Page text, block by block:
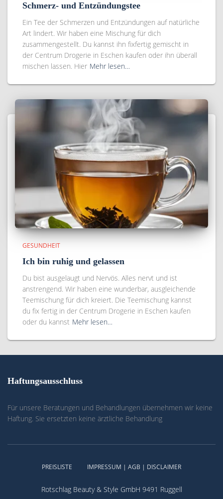
Schmerz- und Entzündungstee
Ein Tee der Schmerzen und Entzündungen auf natürliche
Art lindert. Wir haben eine Mischung für dich
zusammengestellt. Du kannst ihn fixfertig gemischt in
der Centrum Drogerie in Eschen kaufen oder ihn überall
mischen lassen. Hier Mehr lesen…
GESUNDHEIT
Ich bin ruhig und gelassen
Du bist ausgelaugt und Nervös. Alles nervt und ist
anstrengend. Wir haben eine wunderbar, ausgleichende
Teemischung für dich kreiert. Die Teemischung kannst
du fix fertig in der Centrum Drogerie in Eschen kaufen
oder du kannst Mehr lesen…
Haftungsausschluss
Für unsere Beratungen und Behandlungen übernehmen wir keine
Haftung. Sie ersetzten keine ärztliche Behandlung
PREISLISTE IMPRESSUM | AGB | DISCLAIMER
Rotschlag Beauty & Style GmbH 9491 Ruggell